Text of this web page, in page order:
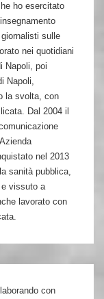
ho esercitato
sulle
nei quotidiani
Napoli, poi
Napoli,
la svolta, con
Dal 2004 il
nel 2013
sanità pubblica,
vissuto a
lavorato con
con